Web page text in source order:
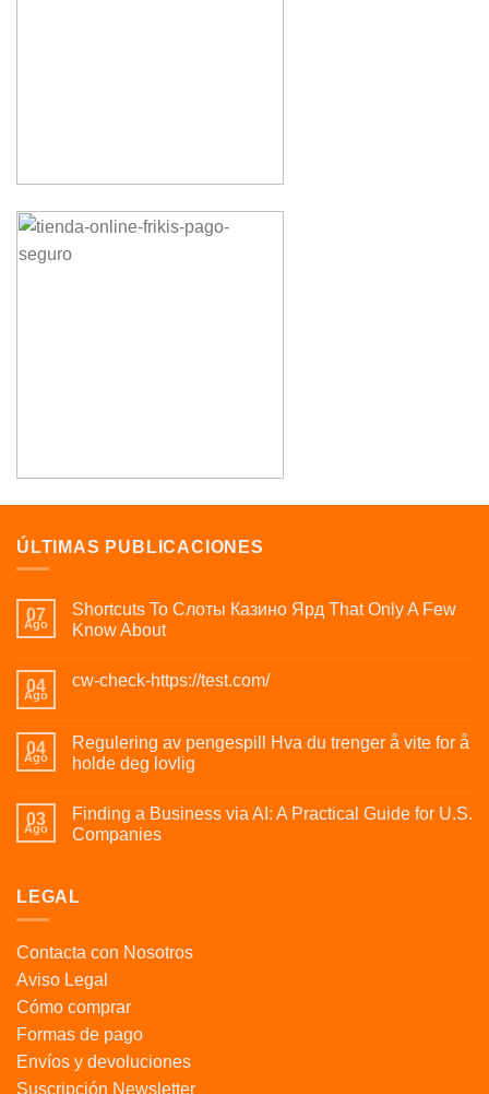
ÚLTIMAS PUBLICACIONES
07
Ago
Shortcuts To Слоты Казино Ярд That Only A Few
Know About
04
Ago
cw-check-https://test.com/
04
Ago
Regulering av pengespill Hva du trenger å vite for å
holde deg lovlig
03
Ago
Finding a Business via AI: A Practical Guide for U.S.
Companies
LEGAL
Contacta con Nosotros
Aviso Legal
Cómo comprar
Formas de pago
Envíos y devoluciones
Suscripción Newsletter